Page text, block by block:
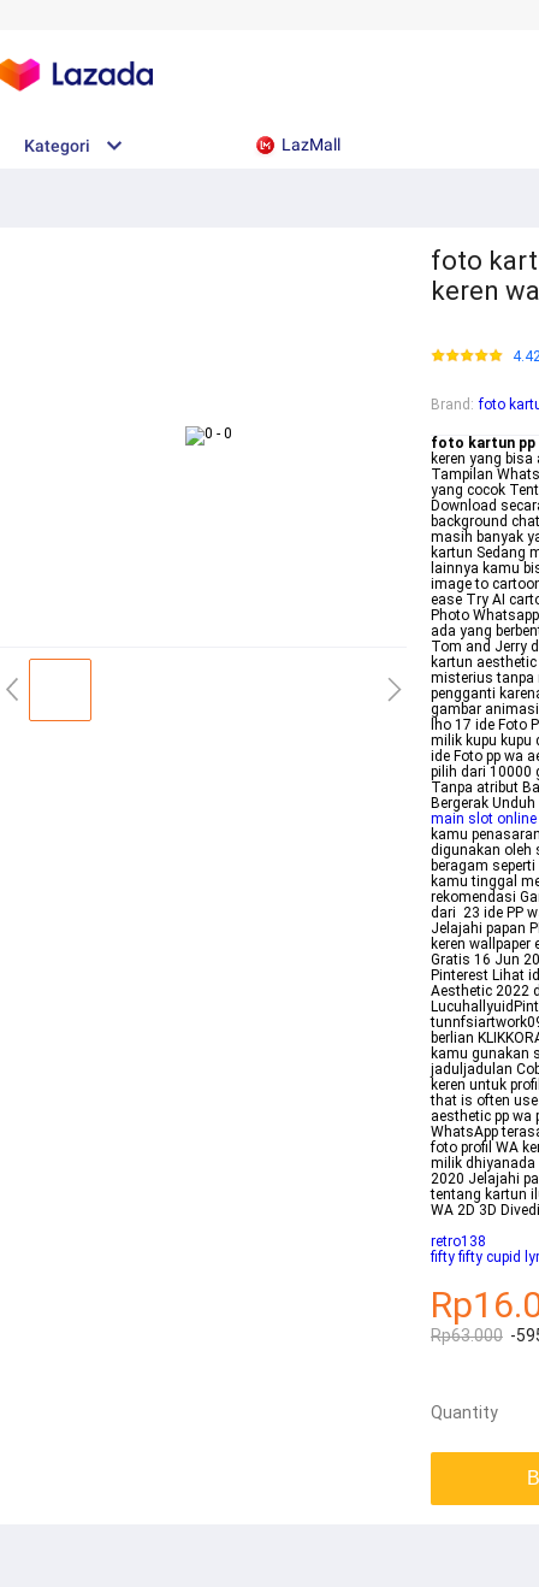
Kategori LazMall
foto
keren
Brand : foto
foto kartun pp
keren yang
Tampilan
yang cocok
Download
background
masih banyak
kartun Sedang
lainnya kamu
image to
ease Try AI
Photo
ada yang
Tom and Jerry
kartun
misterius tanpa
pengganti
gambar
lho 17 ide Foto
milik kupu kupu
ide Foto pp wa
pilih dari 10000
Tanpa atribut
Bergerak
main slot online
kamu
digunakan oleh
beragam
kamu tinggal
rekomendasi
dari 23 ide PP
Jelajahi papan
keren
Gratis 16 Jun
Pinterest Lihat
Aesthetic 2022
berlian
kamu gunakan
jaduljadulan
keren untuk
that is often
aesthetic pp wa
WhatsApp
foto profil WA
milik dhiyanada
2020 Jelajahi
tentang kartun
WA 2D 3D
retro138
fifty fifty cupid
Rp63.000 -
Quantity